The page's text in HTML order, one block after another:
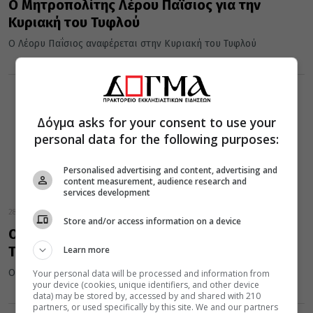
Ο Μητροπολίτης Λέρου Παΐσιος για την
Κυριακή του Τυφλού
Ο Λέορυ Παΐσιος αναφέρεται στην Κυριακή του Τυφλού
28 Μαΐου 2022
Ο Δημητριάδος Ιγνάτιος για την Κυριακή του
Τυφλού (βίντεο)
Ο Μητροπολίτης Δημητριάδος για την Κυριακή του Τυφλού
Δόγμα asks for your consent to use your
personal data for the following purposes:
Personalised advertising and content, advertising and
content measurement, audience research and
services development
Store and/or access information on a device
Learn more
Your personal data will be processed and information from
your device (cookies, unique identifiers, and other device
data) may be stored by, accessed by and shared with 210
partners, or used specifically by this site. We and our partners